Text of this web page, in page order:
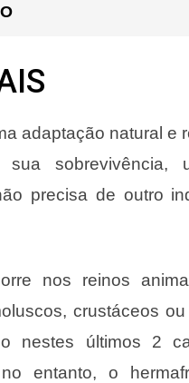
adaptação natural
precisa de outro
nos reinos
crustáceos
nestes últimos 2
entanto, o